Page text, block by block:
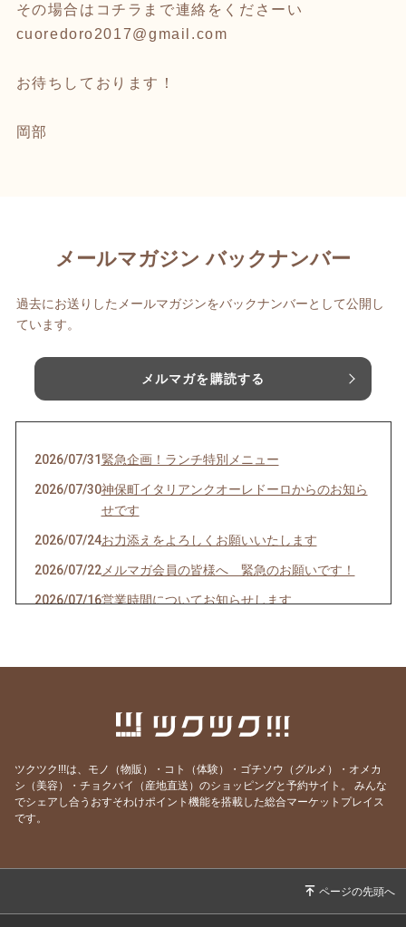
その場合はコチラまで連絡をくださーい
cuoredoro2017@gmail.com
お待ちしております！
岡部
メールマガジン バックナンバー
過去にお送りしたメールマガジンをバックナンバーとして公開し
ています。
メルマガを購読する
2026/07/31 緊急企画！ランチ特別メニュー
2026/07/30神保町イタリアンクオーレドーロからのお知ら
せです
2026/07/24お力添えをよろしくお願いいたします
2026/07/22メルマガ会員の皆様へ 緊急のお願いです！
2026/07/16営業時間についてお知らせします
急なお知らせですみません！
2026/06/19 モモのパスタの試作を作りました
2026/06/09 先週はほとんどランチ営業ができず・・・申し
骨付き肉とクラフトビールの店 神保町イタリ
アンクオーレドーロです
ツクツク!!!は、モノ（物販）・コト（体験）・ゴチソウ（グルメ）・オメカ
シ（美容）・チョクバイ（産地直送）のショッピングと予約サイト。
みんな
でシェアし合うおすそわけポイント機能を搭載した総合マーケットプレイス
です。